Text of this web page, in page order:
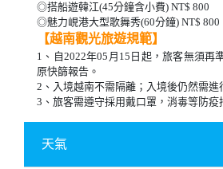
◎搭船遊韓江(45分鐘含小費) NT$ 800
◎魅力峴港大型歌舞秀(60分鐘) NT$ 800
【越南觀光旅遊規範】
1、自2022年05月15日起，旅客無須再
原快篩報告。
2、入境越南不需隔離；入境後仍然需進
3、旅客需遵守採用戴口罩，消毒等防疫
天氣